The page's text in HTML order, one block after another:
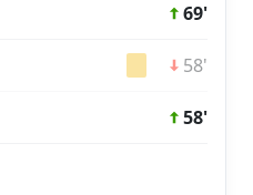
69'
58'
58'